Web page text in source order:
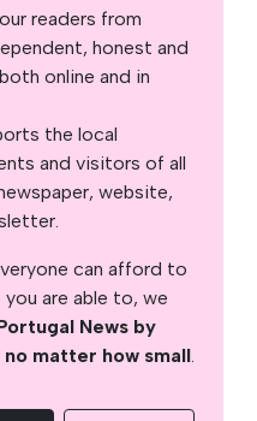
readers from
honest and
online and in
the local
and visitors of all
website,
can afford to
are able to, we
News by
matter how small.